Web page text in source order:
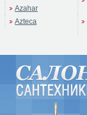
Azahar
Azteca